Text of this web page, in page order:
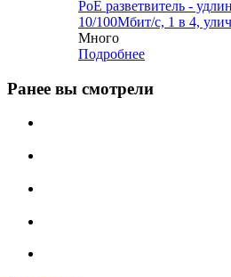
PoE разветвитель -
10/100Мбит/с, 1 в 4,
Много
Подробнее
Ранее вы смотрели